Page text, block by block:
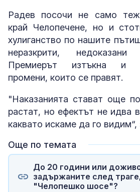
Радев посочи не само
край Челопечене, но и
хулиганство по нашите
неразкрити,
Премиерът изтъкна и
промени, които се правят.
"Наказанията стават още
растат, но ефектът не идва
каквато искаме да го
Още по темата
До 20 години или
задържаните след
"Челопешко шосе"?